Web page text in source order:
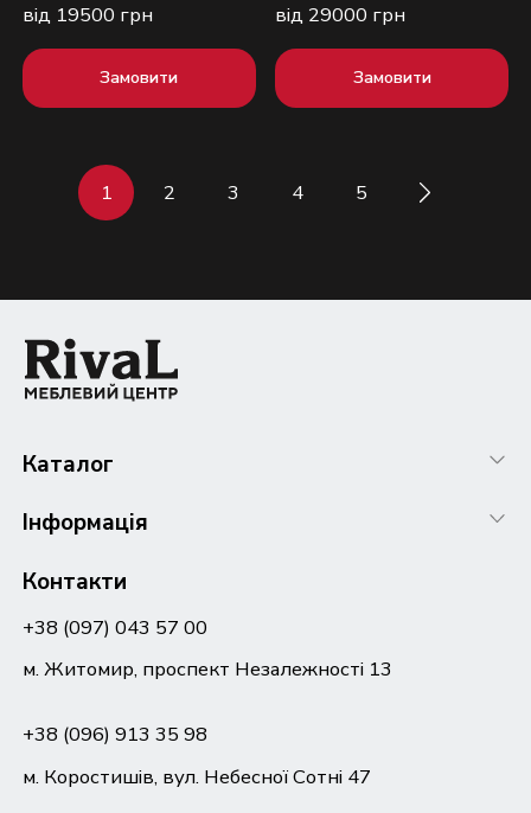
від 19500 грн
Замовити
від 29000 грн
Замовити
1 2 3 4 5
Каталог
Інформація
Контакти
+38 (097) 043 57 00
м. Житомир, проспект Незалежності 13
+38 (096) 913 35 98
м. Коростишів, вул. Небесної Сотні 47